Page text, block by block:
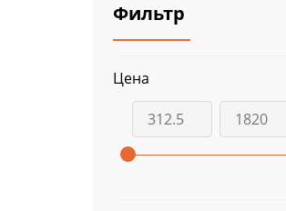
Фильтр
Цена